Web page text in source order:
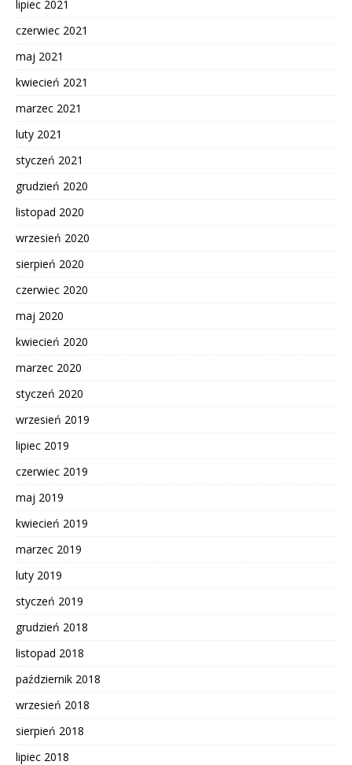
lipiec 2021
czerwiec 2021
maj 2021
kwiecień 2021
marzec 2021
luty 2021
styczeń 2021
grudzień 2020
listopad 2020
wrzesień 2020
sierpień 2020
czerwiec 2020
maj 2020
kwiecień 2020
marzec 2020
styczeń 2020
wrzesień 2019
lipiec 2019
czerwiec 2019
maj 2019
kwiecień 2019
marzec 2019
luty 2019
styczeń 2019
grudzień 2018
listopad 2018
październik 2018
wrzesień 2018
sierpień 2018
lipiec 2018